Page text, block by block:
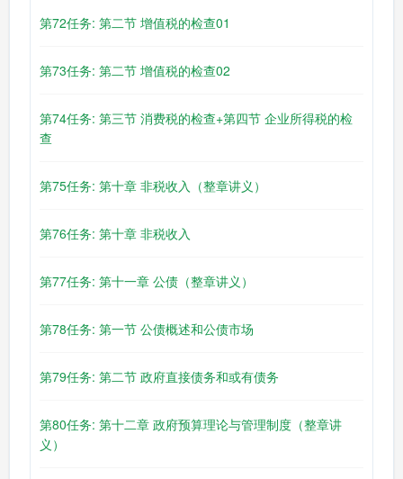
第72任务: 第二节 增值税的检查01
第73任务: 第二节 增值税的检查02
第74任务: 第三节 消费税的检查+第四节 企业所得税的检
查
第75任务: 第十章 非税收入（整章讲义）
第76任务: 第十章 非税收入
第77任务: 第十一章 公债（整章讲义）
第78任务: 第一节 公债概述和公债市场
第79任务: 第二节 政府直接债务和或有债务
第80任务: 第十二章 政府预算理论与管理制度（整章讲
义）